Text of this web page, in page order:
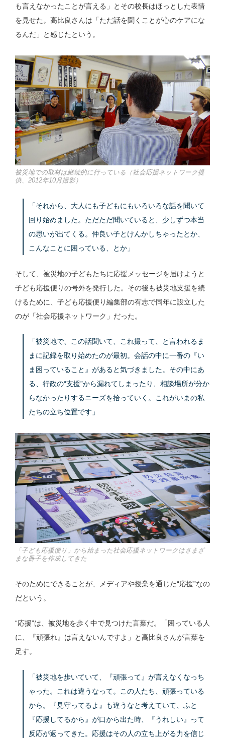
も言えなかったことが言える」とその校長はほっとした表情
を見せた。高比良さんは「ただ話を聞くことが心のケアにな
るんだ」と感じたという。
被災地での取材は継続的に行っている（社会応援ネットワーク提
供、2012年10月撮影）
「それから、大人にも子どもにもいろいろな話を聞いて
回り始めました。ただただ聞いていると、少しずつ本当
の思いが出てくる。仲良い子とけんかしちゃったとか、
こんなことに困っている、とか」
そして、被災地の子どもたちに応援メッセージを届けようと
子ども応援便りの号外を発行した。その後も被災地支援を続
けるために、子ども応援便り編集部の有志で同年に設立した
のが「社会応援ネットワーク」だった。
「被災地で、この話聞いて、これ撮って、と言われるま
まに記録を取り始めたのが最初。会話の中に一番の『い
ま困っていること』があると気づきました。その中にあ
る、行政の“支援”から漏れてしまったり、相談場所が分か
らなかったりするニーズを拾っていく。これがいまの私
たちの立ち位置です」
「子ども応援便り」から始まった社会応援ネットワークはさまざ
まな冊子を作成してきた
そのためにできることが、メディアや授業を通じた“応援”なの
だという。
“応援”は、被災地を歩く中で見つけた言葉だ。「困っている人
に、『頑張れ』は言えないんですよ」と高比良さんが言葉を
足す。
「被災地を歩いていて、『頑張って』が言えなくなっち
ゃった。これは違うなって。この人たち、頑張っている
から。『見守ってるよ』も違うなと考えていて、ふと
『応援してるから』が口から出た時、『うれしい』って
反応が返ってきた。応援はその人の立ち上がる力を信じ